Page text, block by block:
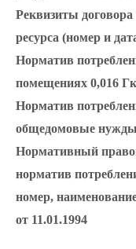
Реквизиты
ресурса (номер и
Норматив
помещениях 0,016
Норматив
общедомовые
Нормативный
норматив
номер,
от 11.01.1994